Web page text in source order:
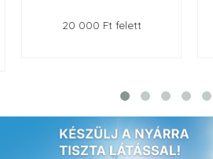
20 000 Ft felett